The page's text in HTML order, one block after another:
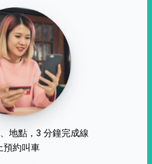
地點，3 分鐘完成線
預約叫車